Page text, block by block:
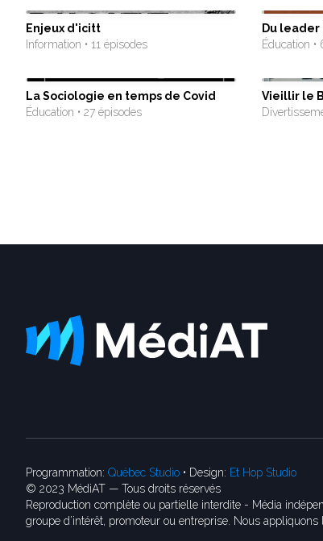
Enjeux d'icitt
Information • 11 épisodes
Du
Éducation •
La Sociologie en temps de Covid
Éducation • 27 épisodes
Vieillir le
Programmation: Québec Studio • Design: Et Hop Studio
© 2023 MédiAT — Tous droits réservés
Reproduction complète ou partielle interdite - Média
groupe d’intérêt, promoteur ou entreprise. Nous